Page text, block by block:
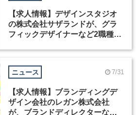
【求人情報】デザインスタジオ
の株式会社サザランドが、グラ
フィックデザイナーなど2職種を
ニュース 7/31
【求人情報】ブランディングデ
ザイン会社のレガン株式会社
が、ブランドディレクターなど3